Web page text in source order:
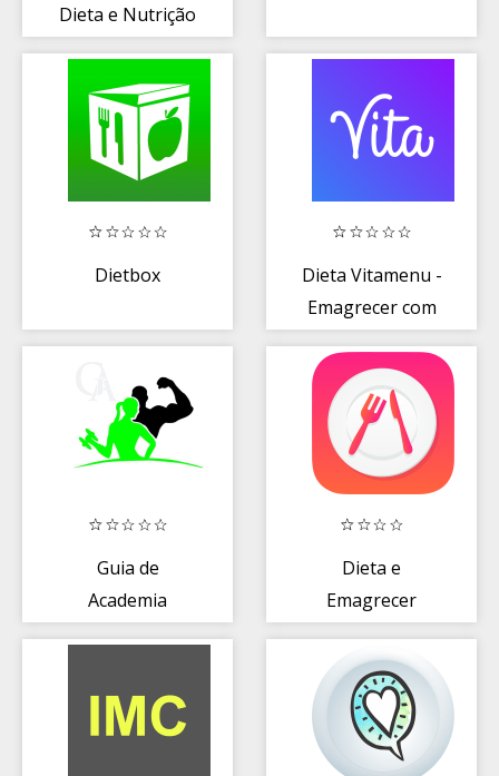
Dieta e Nutrição
Dietbox
Dieta Vitamenu -
Emagrecer com
Guia de
Academia
Dieta e
Emagrecer